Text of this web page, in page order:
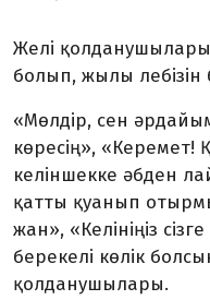
Желі
болып, жылы лебізін
«Мөлдір, сен
көресің», «Керемет!
келіншекке әбден
қатты қуанып
жан», «Келініңіз
берекелі көлік
қолданушылары.